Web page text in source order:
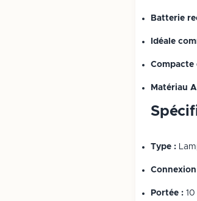
Batterie
Idéale
Compacte
Matériau
Type :
Portée :